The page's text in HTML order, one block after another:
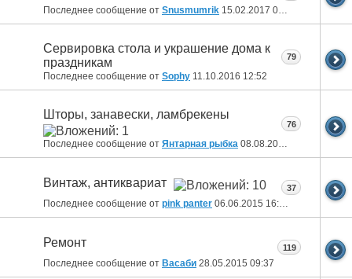
Последнее сообщение от Snusmumrik 15.02.2017 07:46
Сервировка стола и украшение дома к
праздникам
Последнее сообщение от Sophy 11.10.2016 12:52
79
Шторы, занавески, ламбрекены
Последнее сообщение от Янтарная рыбка 08.08.2016
76
Винтаж, антиквариат
Последнее сообщение от pink panter 06.06.2015 16:08
37
Ремонт
Последнее сообщение от Васаби 28.05.2015 09:37
119